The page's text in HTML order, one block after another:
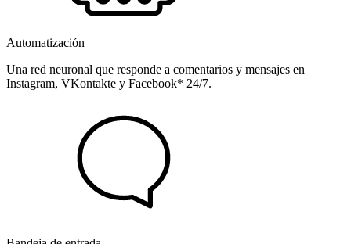
Automatización
Una red neuronal que responde a comentarios y mensajes en
Instagram, VKontakte y Facebook* 24/7.